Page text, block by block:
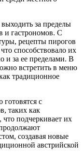
за пределы
и гастрономов. С
рецепты пирогов
способствовало их
и за ее пределами. В
встретить в меню
традиционное
с
таких как
подчеркивает их
создавая новые
австрийской